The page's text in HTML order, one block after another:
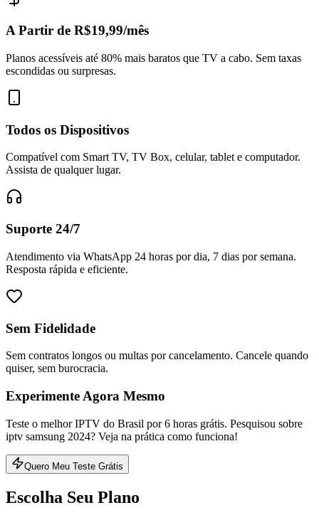
A Partir de R$19,99/mês
Planos acessíveis até 80% mais baratos que TV a cabo. Sem taxas
escondidas ou surpresas.
Todos os Dispositivos
Compatível com Smart TV, TV Box, celular, tablet e computador.
Assista de qualquer lugar.
Suporte 24/7
Atendimento via WhatsApp 24 horas por dia, 7 dias por semana.
Resposta rápida e eficiente.
Sem Fidelidade
Sem contratos longos ou multas por cancelamento. Cancele quando
quiser, sem burocracia.
Experimente Agora Mesmo
Teste o melhor IPTV do Brasil por 6 horas grátis. Pesquisou sobre
iptv samsung 2024? Veja na prática como funciona!
Quero Meu Teste Grátis
Escolha Seu Plano